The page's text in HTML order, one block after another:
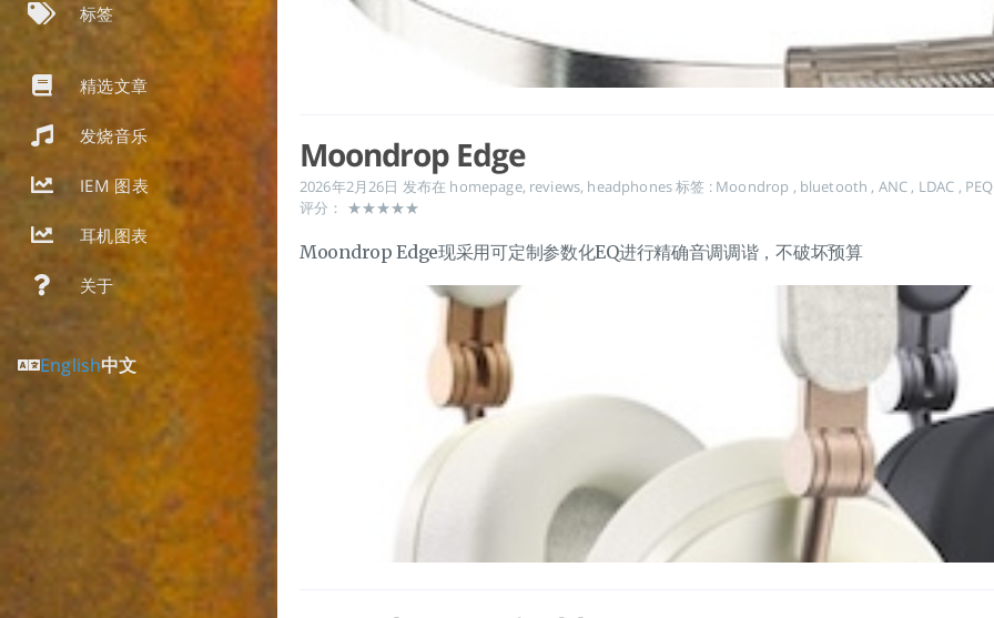
标签
精选文章
发烧音乐
IEM 图表
耳机图表
关于
English中文
Moondrop Edge
2026年2月26日 发布在 homepage, reviews, headphones标签 : Moondrop , bluetooth , ANC , LDAC ,
评分： ★★★★★
Moondrop Edge现采用可定制参数化EQ进行精确音调调谐，不破坏预算